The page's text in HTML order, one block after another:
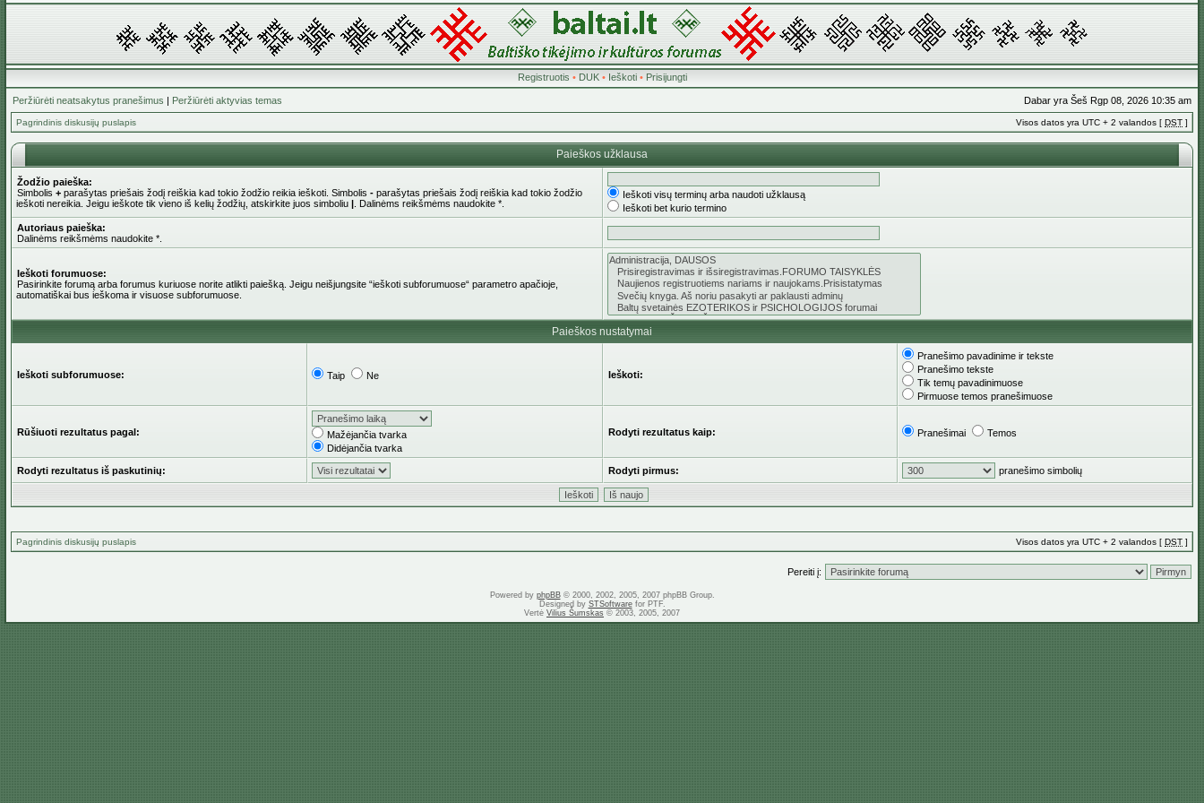
Registruotis • DUK• Ieškoti• Prisijungti
Peržiūrėti neatsakytus pranešimus | Peržiūrėti aktyvias temas Dabar yra Šeš Rgp 08, 2026 10:35 am
Pagrindinis diskusijų puslapis Visos datos yra UTC + 2 valandos [ DST ]
Paieškos užklausa
Žodžio paieška:
Simbolis + parašytas priešais žodį reiškia kad tokio žodžio reikia ieškoti. Simbolis - parašytas priešais žodį reiškia kad tokio žodžio
ieškoti nereikia. Jeigu ieškote tik vieno iš kelių žodžių, atskirkite juos simboliu | . Dalinėms reikšmėms naudokite *.
Ieškoti visų terminų arba naudoti užklausą
Ieškoti bet kurio termino
Autoriaus paieška:
Dalinėms reikšmėms naudokite *.
Ieškoti forumuose:
Pasirinkite forumą arba forumus kuriuose norite atlikti paiešką. Jeigu neišjungsite “ieškoti subforumuose“ parametro apačioje,
automatiškai bus ieškoma ir visuose subforumuose.
Paieškos nustatymai
Ieškoti subforumuose: Taip Ne Ieškoti:
Pranešimo pavadinime ir tekste
Pranešimo tekste
Tik temų pavadinimuose
Pirmuose temos pranešimuose
Rūšiuoti rezultatus pagal:
Mažėjančia tvarka
Didėjančia tvarka
Rodyti rezultatus kaip: Pranešimai Temos
Rodyti rezultatus iš paskutinių: Rodyti pirmus: pranešimo simbolių
Pagrindinis diskusijų puslapis Visos datos yra UTC + 2 valandos [ DST ]
Pereiti į:
Powered by phpBB© 2000, 2002, 2005, 2007 phpBB Group.
Designed by STSoftwarefor PTF.
Vertė Vilius Šumskas © 2003, 2005, 2007